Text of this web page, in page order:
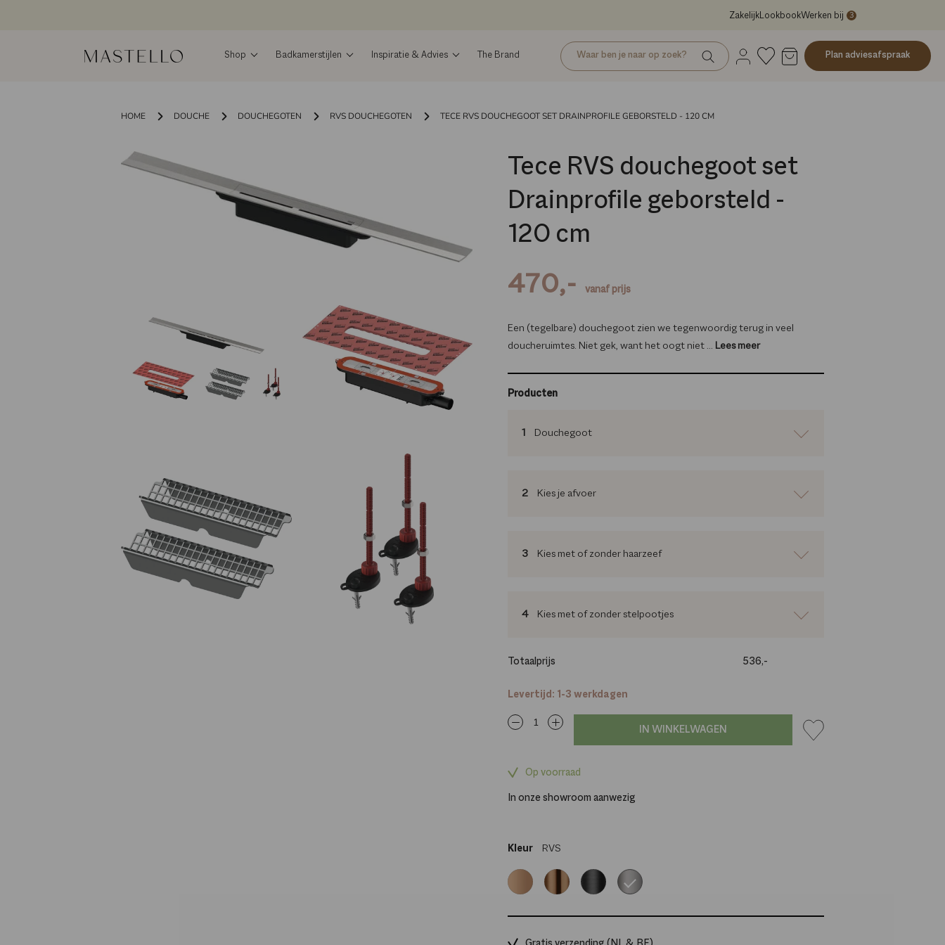
ZakelijkLookbookWerken bij 3
Shop Badkamerstijlen Inspiratie & Advies The Brand Plan adviesafspraak
HOME DOUCHE DOUCHEGOTEN RVS DOUCHEGOTEN TECE RVS DOUCHEGOOT SET DRAINPROFILE GEBORSTELD - 120 CM
Tece RVS douchegoot set
Drainprofile geborsteld -
120 cm
470,-
vanaf prijs
Een (tegelbare) douchegoot zien we tegenwoordig terug in veel
doucheruimtes. Niet gek, want het oogt niet ... Lees meer
Producten
1 Douchegoot
2 Kies je afvoer
3 Kies met of zonder haarzeef
4 Kies met of zonder stelpootjes
Totaalprijs 536,-
Levertijd: 1-3 werkdagen
IN WINKELWAGEN
Op voorraad
In onze showroom aanwezig
Kleur RVS
Rosé
goud
Koper
Gun
metal
RVS